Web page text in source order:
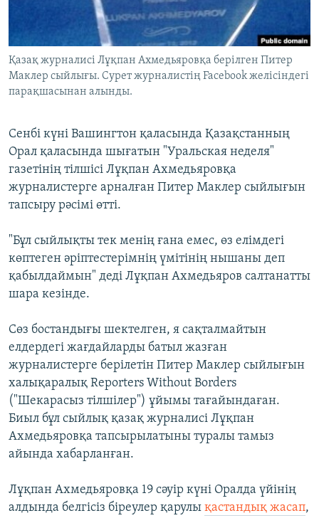
Басқа тілдерде
Қазақ журналисі Лұқпан Ахмедьяровқа берілген Питер
Маклер сыйлығы. Сурет журналистің Facebook желісіндегі
парақшасынан алынды.
Сенбі күні Вашингтон қаласында Қазақстанның
Орал қаласында шығатын "Уральская неделя"
газетінің тілшісі Лұқпан Ахмедьяровқа
журналистерге арналған Питер Маклер сыйлығын
тапсыру рәсімі өтті.
"Бұл сыйлықты тек менің ғана емес, өз елімдегі
көптеген әріптестерімнің үмітінің нышаны деп
қабылдаймын" деді Лұқпан Ахмедьяров салтанатты
шара кезінде.
Сөз бостандығы шектелген, я сақталмайтын
елдердегі жағдайларды батыл жазған
журналистерге берілетін Питер Маклер сыйлығын
халықаралық Reporters Without Borders
("Шекарасыз тілшілер") ұйымы тағайындаған.
Биыл бұл сыйлық қазақ журналисі Лұқпан
Ахмедьяровқа тапсырылатыны туралы тамыз
айында хабарланған.
Лұқпан Ахмедьяровқа 19 сәуір күні Оралда үйінің
алдында белгісіз біреулер қарулы қастандық жасап,